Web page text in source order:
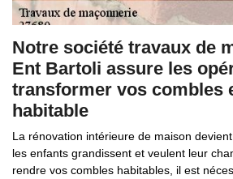
Notre société travaux de
Ent Bartoli assure les
transformer vos combles
habitable
La rénovation intérieure de maison
les enfants grandissent et veulent leur
rendre vos combles habitables, il est